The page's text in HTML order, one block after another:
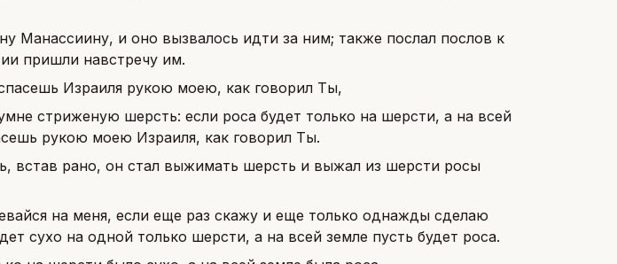
Манассиину, и оно вызвалось идти за ним; также послал послов к
пришли навстречу им.
Израиля рукою моею, как говорил Ты,
стриженую шерсть: если роса будет только на шерсти, а на всей
рукою моею Израиля, как говорил Ты.
встав рано, он стал выжимать шерсть и выжал из шерсти росы
на меня, если еще раз скажу и еще только однажды сделаю
сухо на одной только шерсти, а на всей земле пусть будет роса.